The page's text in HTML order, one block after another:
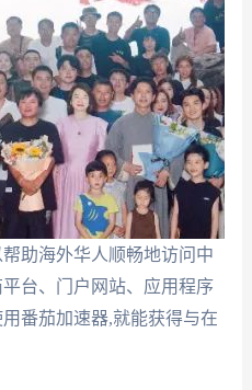
助海外华人顺畅地访问中
台、门户网站、应用程序
番茄加速器,就能获得与在